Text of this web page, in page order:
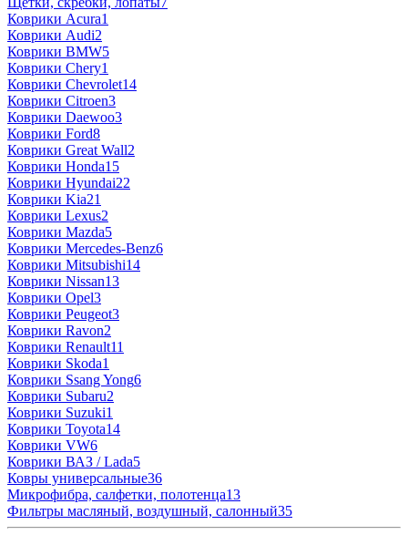
Коврики Acura1
Коврики Audi2
Коврики BMW5
Коврики Chery1
Коврики Chevrolet14
Коврики Citroen3
Коврики Daewoo3
Коврики Ford8
Коврики Great Wall2
Коврики Honda15
Коврики Hyundai22
Коврики Kia21
Коврики Lexus2
Коврики Mazda5
Коврики Mercedes-Benz6
Коврики Mitsubishi14
Коврики Nissan13
Коврики Opel3
Коврики Peugeot3
Коврики Ravon2
Коврики Renault11
Коврики Skoda1
Коврики Ssang Yong6
Коврики Subaru2
Коврики Suzuki1
Коврики Toyota14
Коврики VW6
Коврики ВАЗ / Lada5
Ковры универсальные36
Микрофибра, салфетки, полотенца13
Фильтры масляный, воздушный, салонный35